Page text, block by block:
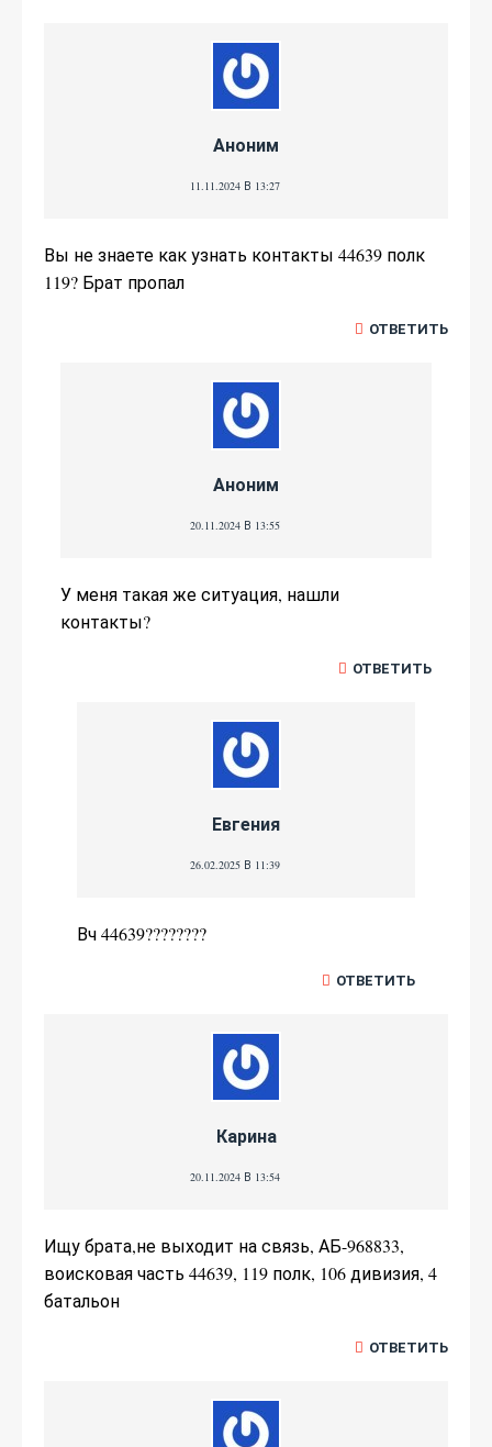
Аноним
11.11.2024 В 13:27
Вы не знаете как узнать контакты 44639 полк
119? Брат пропал
ОТВЕТИТЬ
Аноним
20.11.2024 В 13:55
У меня такая же ситуация, нашли
контакты?
ОТВЕТИТЬ
Евгения
26.02.2025 В 11:39
Вч 44639????????
ОТВЕТИТЬ
Карина
20.11.2024 В 13:54
Ищу брата,не выходит на связь, АБ-968833,
воисковая часть 44639, 119 полк, 106 дивизия, 4
батальон
ОТВЕТИТЬ